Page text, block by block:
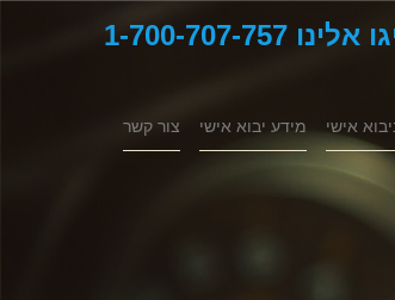
1-700-707-757
אישי מידע יבוא אישי צור קשר